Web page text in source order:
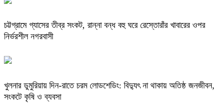
চট্টগ্রামে গ্যাসের তীব্র সংকট, রান্না বন্ধ বহু ঘরে রেস্তোরাঁর খাবারের ওপর
নির্ভরশীল নগরবাসী
খুলনার ডুমুরিয়ায় দিন-রাতে চরম লোডশেডিং: বিদ্যুৎ না থাকায় অতিষ্ঠ জনজীবন,
সংকটে কৃষি ও ব্যবসা